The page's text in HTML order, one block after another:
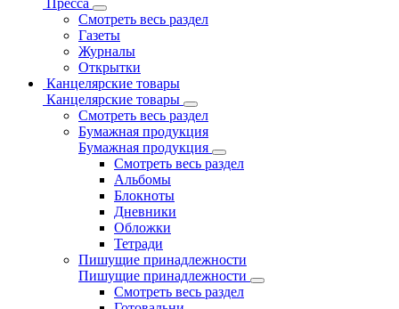
Пресса
Смотреть весь раздел
Газеты
Журналы
Открытки
Канцелярские товары
Канцелярские товары
Смотреть весь раздел
Бумажная продукция
Бумажная продукция
Смотреть весь раздел
Альбомы
Блокноты
Дневники
Обложки
Тетради
Пишущие принадлежности
Пишущие принадлежности
Смотреть весь раздел